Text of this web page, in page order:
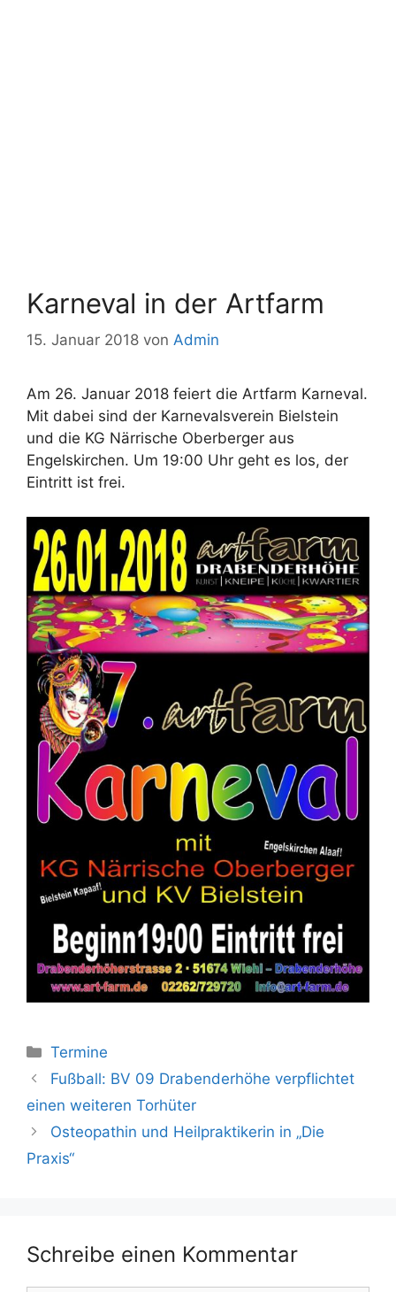
Karneval in der Artfarm
15. Januar 2018 von Admin
Am 26. Januar 2018 feiert die Artfarm Karneval.
Mit dabei sind der Karnevalsverein Bielstein
und die KG Närrische Oberberger aus
Engelskirchen. Um 19:00 Uhr geht es los, der
Eintritt ist frei.
Kategorien
Termine
Fußball: BV 09 Drabenderhöhe verpflichtet
einen weiteren Torhüter
Osteopathin und Heilpraktikerin in „Die
Praxis“
Schreibe einen Kommentar